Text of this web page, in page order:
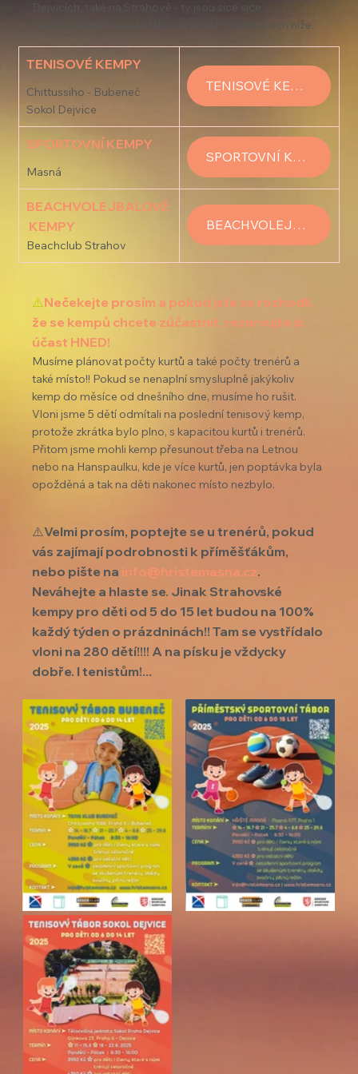
Dejvicích, také na Strahově - ty jsou sice sice
beachvolejbalové, ale taky super, info v odkazech níže.
TENISOVÉ KEMPY
Chittussiho - Bubeneč
Sokol Dejvice
TENISOVÉ KEMPY
SPORTOVNÍ KEMPY
Masná
SPORTOVNÍ KEMPY
BEACHVOLEJBALOVÉ
KEMPY
Beachclub Strahov
BEACHVOLEJBALOVÉ KEMPY
⚠️Nečekejte prosím a pokud jste se rozhodli,
že se kempů chcete zúčastnit, rezervujte si
účast HNED!
Musíme plánovat počty kurtů a také počty trenérů a
také místo!! Pokud se nenaplní smysluplně jakýkoliv
kemp do měsíce od dnešního dne, musíme ho rušit.
Vloni jsme 5 dětí odmítali na poslední tenisový kemp,
protože zkrátka bylo plno, s kapacitou kurtů i trenérů.
Přitom jsme mohli kemp přesunout třeba na Letnou
nebo na Hanspaulku, kde je více kurtů, jen poptávka byla
opožděná a tak na děti nakonec místo nezbylo.
⚠️Velmi prosím, poptejte se u trenérů, pokud
vás zajímají podrobnosti k příměšťákům,
nebo pište na info@hristemasna.cz.
Neváhejte a hlaste se. Jinak Strahovské
kempy pro děti od 5 do 15 let budou na 100%
každý týden o prázdninách!! Tam se vystřídalo
vloni na 280 dětí!!!! A na písku je vždycky
dobře. I tenistům!...